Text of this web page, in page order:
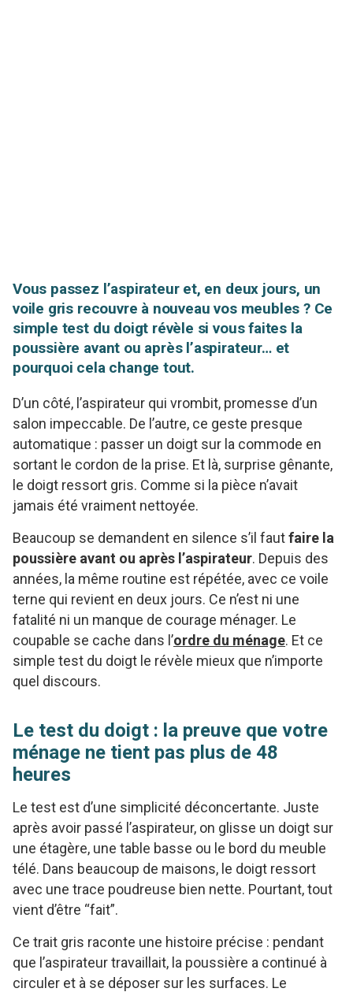
Vous passez l’aspirateur et, en deux jours, un
voile gris recouvre à nouveau vos meubles ? Ce
simple test du doigt révèle si vous faites la
poussière avant ou après l’aspirateur… et
pourquoi cela change tout.
D’un côté, l’aspirateur qui vrombit, promesse d’un
salon impeccable. De l’autre, ce geste presque
automatique : passer un doigt sur la commode en
sortant le cordon de la prise. Et là, surprise gênante,
le doigt ressort gris. Comme si la pièce n’avait
jamais été vraiment nettoyée.
Beaucoup se demandent en silence s’il fautfaire la
poussière avant ou après l’aspirateur. Depuis des
années, la même routine est répétée, avec ce voile
terne qui revient en deux jours. Ce n’est ni une
fatalité ni un manque de courage ménager. Le
coupable se cache dans l’ordre du ménage. Et ce
simple test du doigt le révèle mieux que n’importe
quel discours.
Le test du doigt : la preuve que votre
ménage ne tient pas plus de 48
heures
Le test est d’une simplicité déconcertante. Juste
après avoir passé l’aspirateur, on glisse un doigt sur
une étagère, une table basse ou le bord du meuble
télé. Dans beaucoup de maisons, le doigt ressort
avec une trace poudreuse bien nette. Pourtant, tout
vient d’être “fait”.
Ce trait gris raconte une histoire précise : pendant
que l’aspirateur travaillait, la poussière a continué à
circuler et à se déposer sur les surfaces. Le